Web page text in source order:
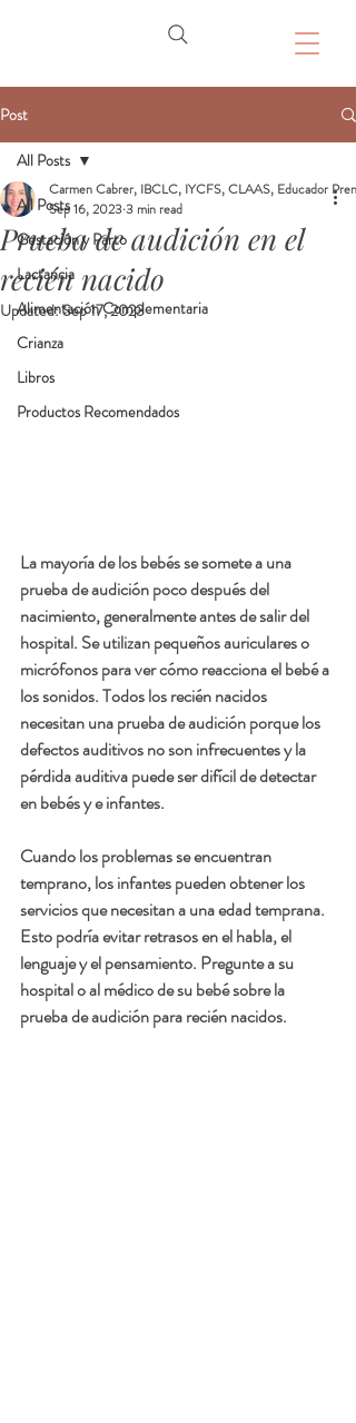
Post
All Posts
Gestación y Parto
Lactancia
Alimentación Complementaria
Crianza
Libros
Productos Recomendados
All Posts
Prueba de audición en el
recién nacido
Carmen Cabrer, IBCLC, IYCFS, CLAAS, Educador
Sep 16, 20233 min read
Updated:Sep 17, 2023
La mayoría de los bebés se somete a una
prueba de audición poco después del
nacimiento, generalmente antes de salir del
hospital. Se utilizan pequeños auriculares o
micrófonos para ver cómo reacciona el bebé a
los sonidos. Todos los recién nacidos
necesitan una prueba de audición porque los
defectos auditivos no son infrecuentes y la
pérdida auditiva puede ser difícil de detectar
en bebés y e infantes.
Cuando los problemas se encuentran
temprano, los infantes pueden obtener los
servicios que necesitan a una edad temprana.
Esto podría evitar retrasos en el habla, el
lenguaje y el pensamiento. Pregunte a su
hospital o al médico de su bebé sobre la
prueba de audición para recién nacidos.